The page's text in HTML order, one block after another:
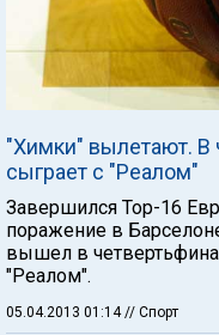
"Химки" вылетают. В
сыграет с "Реалом"
Завершился Тор-16
поражение в
вышел в
"Реалом".
05.04.2013 01:14// Спорт